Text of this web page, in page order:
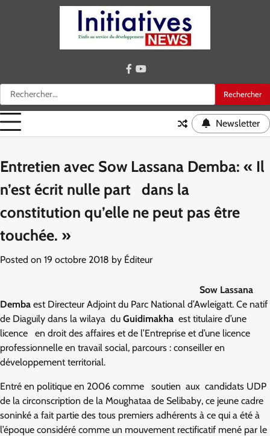
Rechercher :
facebook
youtube
Newsletter
Entretien avec Sow Lassana Demba: « Il
n’est écrit nulle part dans la
constitution qu’elle ne peut pas être
touchée. »
Posted on 19 octobre 2018 by Éditeur
Sow Lassana
Demba est Directeur Adjoint du Parc National d’Awleigatt. Ce natif
de Diaguily dans la wilaya du Guidimakha est titulaire d’une
licence en droit des affaires et de l’Entreprise et d’une licence
professionnelle en travail social, parcours : conseiller en
développement territorial.
Entré en politique en 2006 comme soutien aux candidats UDP
de la circonscription de la Moughataa de Selibaby, ce jeune cadre
soninké a fait partie des tous premiers adhérents à ce qui a été à
l’époque considéré comme un mouvement rectificatif mené par le